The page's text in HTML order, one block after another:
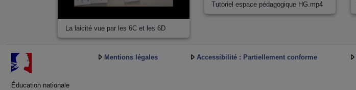
La laicité vue par les 6C et les 6D
Tutoriel espace pédagogique HG.mp4
Éducation nationale
Mentions légales Accessibilité : Partiellement conforme